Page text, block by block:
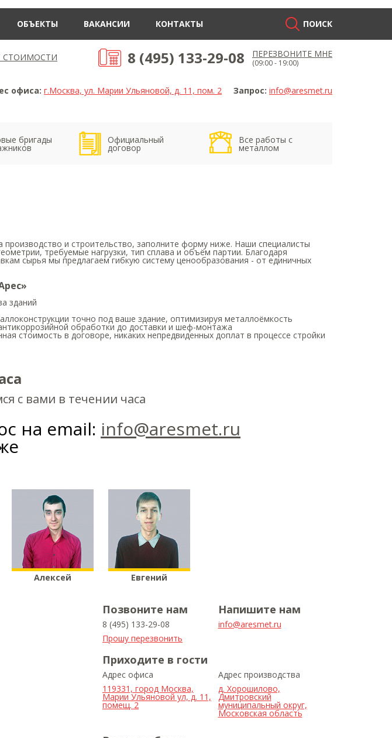
ОБЪЕКТЫ ВАКАНСИИ КОНТАКТЫ ПОИСК
СТОИМОСТИ 8 (495) 133-29-08 ПЕРЕЗВОНИТЕ МНЕ
(09:00 - 19:00)
офиса: г.Москва, ул. Марии Ульяновой, д. 11, пом. 2 Запрос: info@aresmet.ru
бригады Официальный
договор
Все работы с
металлом
и строительство, заполните форму ниже. Наши специалисты
требуемые нагрузки, тип сплава и объём партии. Благодаря
сырья мы предлагаем гибкую систему ценообразования - от единичных
зданий
точно под ваше здание, оптимизируя металлоёмкость
обработки до доставки и шеф-монтажа
стоимость в договоре, никаких непредвиденных доплат в процессе стройки
с вами в течении часа
на email: info@aresmet.ru
Алексей Евгений
Позвоните нам
8 (495) 133-29-08
Прошу перезвонить
Напишите нам
info@aresmet.ru
Приходите в гости
Адрес офиса
119331, город Москва,
Марии Ульяновой ул, д. 11,
помещ. 2
Адрес производства
д. Хорошилово,
Дмитровский
муниципальный округ,
Московская область